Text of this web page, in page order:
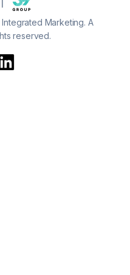
Marketing. A
reserved.